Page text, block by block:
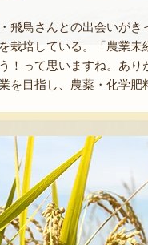
飛鳥さんとの出会いが
栽培している。「農業
！って思いますね。あ
を目指し、農薬・化学肥